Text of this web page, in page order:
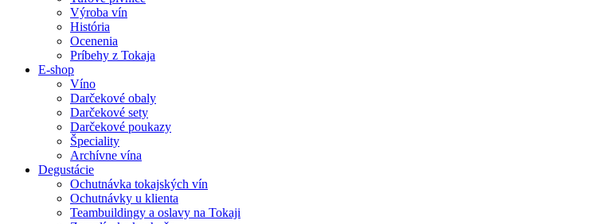
Výroba vín
História
Ocenenia
Príbehy z Tokaja
E-shop
Víno
Darčekové obaly
Darčekové sety
Darčekové poukazy
Špeciality
Archívne vína
Degustácie
Ochutnávka tokajských vín
Ochutnávky u klienta
Teambuildingy a oslavy na Tokaji